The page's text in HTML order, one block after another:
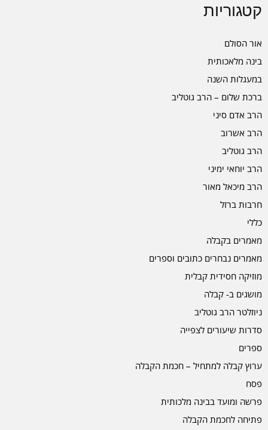
קטגוריות
אור הסולם
בינה מלאכותית
במעגלות השנה
ברכת שלום – הרב גוטליב
הרב אדם סיני
הרב אשרוב
הרב גוטליב
הרב יוחאי ימיני
הרב מיכאל מאור
חרבות ברזל
כללי
מאמרים בקבלה
מאמרים נבחרים כתובים וספרים
מוזיקה חסידית קבלית
מושגים ב- קבלה
ניוזלטר הרב גוטליב
סדרות שיעורים לצפייה
ספרים
ערוץ קבלה למתחיל – חכמת הקבלה
פסח
פרשה ומועד בבינה מלכותית
פתיחה לחכמת הקבלה